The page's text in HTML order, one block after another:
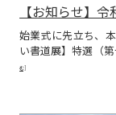
【お知らせ】
始業式に先立ち、
い書道展】特選（
む]